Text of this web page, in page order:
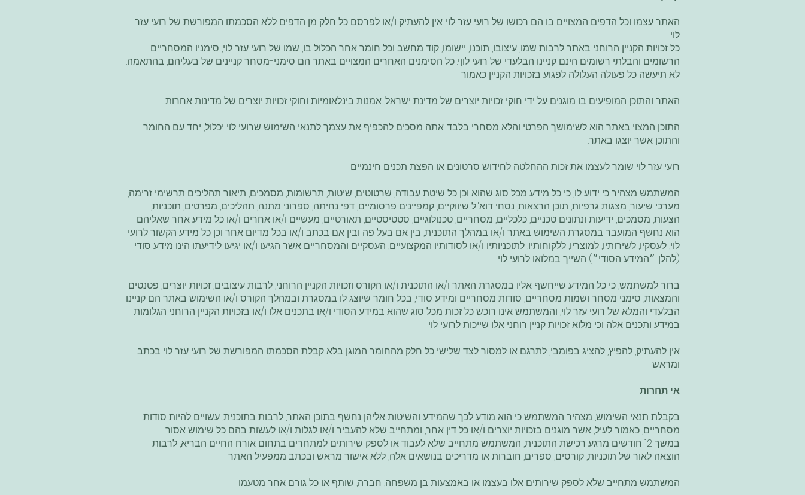
האתר עצמו וכל הדפים המצויים בו הם רכושו של רועי עזר לוי. אין להעתיק ו/או לפרסם כל חלק מן הדפים ללא הסכמתו המפורשת של רועי עזר
לוי.
כל זכויות הקניין הרוחני באתר לרבות שמו, עיצובו, תוכנו, יישומו, קוד מחשב וכל חומר אחר הכלול בו, שמו של רועי עזר לוי, סימניו המסחריים
הרשומים והבלתי רשומים הינם קניינו הבלעדי של רועי לוןי. כל הסימנים האחרים המצויים באתר הם סימני-מסחר קניינים של בעליהם, בהתאמה.
לא תיעשה כל פעולה העלולה לפגוע בזכויות הקניין כאמור.
האתר והתוכן המופיעים בו מוגנים על ידי חוקי זכויות יוצרים של מדינת ישראל, אמנות בינלאומיות וחוקי זכויות יוצרים של מדינות אחרות.
התוכן המצוי באתר הוא לשימושך הפרטי והלא מסחרי בלבד. אתה מסכים להכפיף את עצמך לתנאי השימוש שרועי לוי יכלול, יחד עם החומר
והתוכן אשר יוצגו באתר.
רועי עזר לוי שומר לעצמו את זכות ההחלטה לחידוש סרטונים או הפצת תכנים חינמיים.
המשתמש מצהיר כי ידוע לו, כי כל מידע מכל סוג שהוא וכן כל שיטת עבודה, שרטוטים, שיטות, תרשומות, מסמכים, תיאור תהליכים תרשימי זרימה,
מערכי שיעור, מצגות גרפיות, תוכן הרצאות, נסחי דוא"ל שיווקיים, קמפיינים פרסומיים, דפי נחיתה, ספרוני מתנה, תהליכים, מפרטים, תוכניות,
הצעות, מסמכים, ידיעות ונתונים טכניים, כלכליים, מסחריים, טכנולוגיים, סטטיסטיים, תאורטיים, מעשיים ו/או אחרים ו/או כל מידע אחר שאליהם
הוא נחשף המועבר במסגרת השימוש באתר ו/או במהלך התוכנית, בין אם בעל פה ובין אם בכתב ו/או בכל מדיום אחר וכן כל מידע הקשור לרועי
לוי, לעסקיו, לשירותיו, למוצריו, ללקוחותיו, לתוכניותיו ו/או לסודותיו המקצועיים, העסקיים והמסחריים אשר הגיעו ו/או יגיעו לידיעתו הינו מידע סודי
(להלן: ״המידע הסודי״) השייך במלואו לרועי לוי.
ברור למשתמש, כי כל המידע שייחשף אליו במסגרת האתר ו/או התוכנית ו/או הקורס וזכויות הקניין הרוחני, לרבות עיצובים, זכויות יוצרים, פטנטים
והמצאות, סימני מסחר ושמות מסחריים, סודות מסחריים ומידע סודי, בכל חומר שיוצג לו במסגרת ובמהלך הקורס ו/או השימוש באתר הם קניינו
הבלעדי והמלא של רועי עזר לוי, והמשתמש אינו רוכש כל זכות מכל סוג שהוא במידע הסודי ו/או בתכנים אלו ו/או בזכויות הקניין הרוחני הגלומות
במידע ותכנים אלה וכי מלוא זכויות קניין רוחני אלו שייכות לרועי לוי.
אין להעתיק, להפיץ, להציג בפומבי, לתרגם או למסור לצד שלישי כל חלק מהחומר המוגן בלא קבלת הסכמתו המפורשת של רועי עזר לוי בכתב
ומראש.
אי תחרות
בקבלת תנאי השימוש, מצהיר המשתמש כי הוא מודע לכך שהמידע והשיטות אליהן נחשף בתוכן האתר, לרבות בתוכנית, עשויים להיות סודות
מסחריים, כאמור לעיל, אשר מוגנים בזכויות יוצרים ו/או כל דין אחר, ומתחייב שלא להעביר ו/או לגלות ו/או לעשות בהם כל שימוש אסור.
במשך 12 חודשים מרגע רכישת התוכנית, המשתמש מתחייב שלא לעבוד או לספק שירותים למתחרים בתחום אורח החיים הבריא, לרבות
הוצאה לאור של תוכניות, קורסים, ספרים, חוברות או מדריכים בנושאים אלה, ללא אישור מראש ובכתב ממפעיל האתר.
המשתמש מתחייב שלא לספק שירותים אלו בעצמו או באמצעות בן משפחה, חברה, שותף או כל גורם אחר מטעמו.